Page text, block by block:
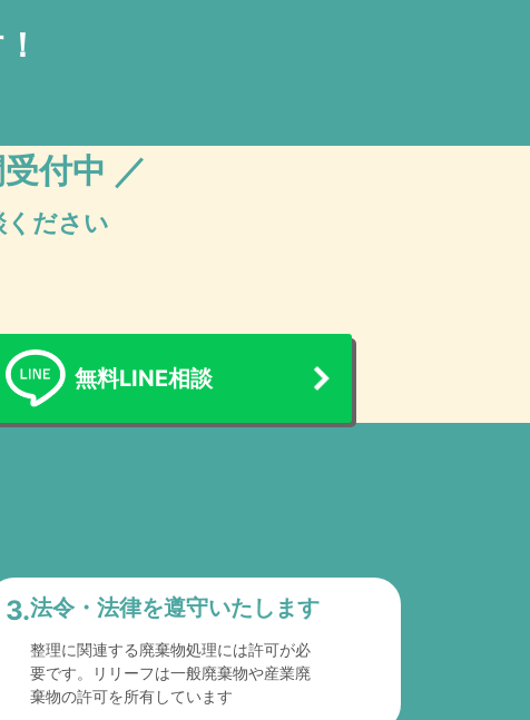
付中 ／
ください
無料LINE相談
3.法令・法律を遵守いたします
整理に関連する廃棄物処理には許可が必
要です。リリーフは一般廃棄物や産業廃
棄物の許可を所有しています